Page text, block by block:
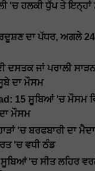
'ਚ ਹਲਕੀ ਧੁੱਪ ਤੇ ਇਨ੍ਹਾਂ
ਦਾ ਪੱਧਰ, ਅਗਲੇ
ਦਸਤਕ ਜਾਂ ਪਰਾਲੀ
ਦਾ ਮੌਸਮ
15 ਸੂਬਿਆਂ 'ਚ ਮੌਸਮ
ਮੌਸਮ
'ਚ ਬਰਫਬਾਰੀ ਦਾ
'ਚ ਵਧੀ ਠੰਡ
'ਚ ਸੀਤ ਲਹਿਰ